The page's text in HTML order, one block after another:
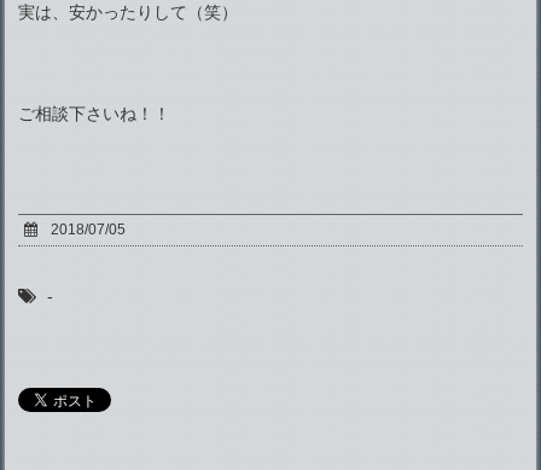
実は、安かったりして（笑）
ご相談下さいね！！
2018/07/05
-